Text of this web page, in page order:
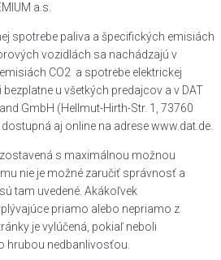
a.s.
spotrebe paliva a špecifických emisiách
vozidlách sa nachádzajú v
CO2 a spotrebe elektrickej
u všetkých predajcov a v DAT
GmbH (Hellmut-Hirth-Str. 1, 73760
aj online na adrese www.dat.de.
s maximálnou možnou
nie je možné zaručiť správnosť a
tam uvedené. Akákoľvek
priamo alebo nepriamo z
je vylúčená, pokiaľ neboli
hrubou nedbanlivosťou.